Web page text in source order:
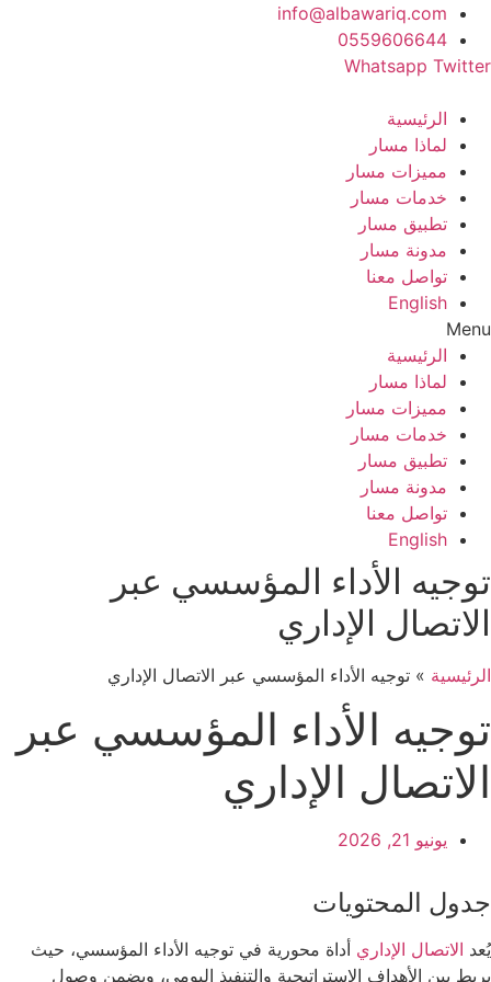
Skip
content
info@albawariq.com
0559606644
Whatsapp Twitter
الرئيسية
لماذا مسار
مميزات مسار
خدمات مسار
تطبيق مسار
مدونة مسار
تواصل معنا
English
Menu
الرئيسية
لماذا مسار
مميزات مسار
خدمات مسار
تطبيق مسار
مدونة مسار
تواصل معنا
English
توجيه الأداء المؤسسي عبر
الاتصال الإداري
الرئيسية » توجيه الأداء المؤسسي عبر الاتصال الإداري
توجيه الأداء المؤسسي عبر
الاتصال الإداري
يونيو 21, 2026
جدول المحتويات
يُعد الاتصال الإداري أداة محورية في توجيه الأداء المؤسسي، حيث
يربط بين الأهداف الاستراتيجية والتنفيذ اليومي، ويضمن وصول